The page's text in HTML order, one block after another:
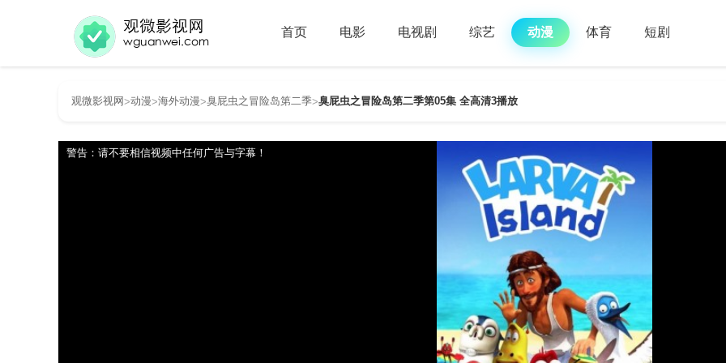
首页 电影 电视剧 综艺 动漫 体育 短剧
观微影视网>动漫>海外动漫>臭屁虫之冒险岛第二季>臭屁虫之冒险岛第二季第05集 全高清3播放
警告：请不要相信视频中任何广告与字幕！